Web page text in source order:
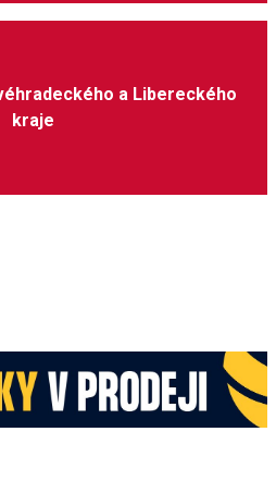
a Libereckého
kraje